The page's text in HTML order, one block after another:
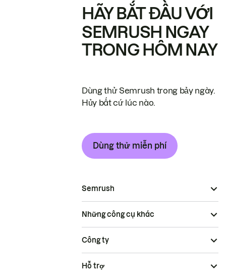
HÃY BẮT ĐẦU VỚI
SEMRUSH NGAY
TRONG HÔM NAY
Dùng thử Semrush trong bảy ngày.
Hủy bất cứ lúc nào.
Dùng thử miễn phí
Semrush
Những công cụ khác
Công ty
Hỗ trợ